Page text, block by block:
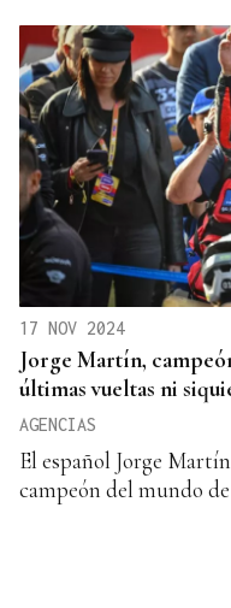
17 NOV 2024
Jorge Martín,
últimas vueltas ni
AGENCIAS
El español Jorge
campeón del mundo